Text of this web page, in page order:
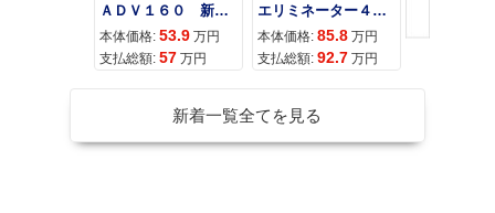
ＡＤＶ１６０ 新車 ２０２６年最新モデル パールスモーキーグレー スマートキー ２９Ｌメットイン ＵＳＢ Ｔｙｐｅ−Ｃ装備
本体価格: 53.9 万円
支払総額: 57 万円
エリミネーター４００
本体価格: 85.8 万円
支払総額: 92.7 万円
本体価格:
新着一覧全てを見る